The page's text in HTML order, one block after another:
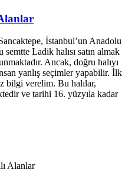
İstanbul’un Anadolu
Ladik halısı satın almak
Ancak, doğru halıyı
yanlış seçimler yapabilir. İlk
bilgi verelim. Bu halılar,
ve tarihi 16. yüzyıla kadar
Alanlar